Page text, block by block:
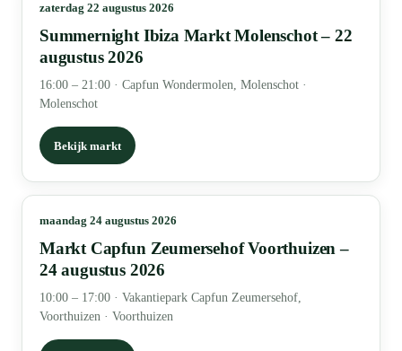
zaterdag 22 augustus 2026
Summernight Ibiza Markt Molenschot – 22
augustus 2026
16:00 – 21:00 · Capfun Wondermolen, Molenschot ·
Molenschot
Bekijk markt
maandag 24 augustus 2026
Markt Capfun Zeumersehof Voorthuizen –
24 augustus 2026
10:00 – 17:00 · Vakantiepark Capfun Zeumersehof,
Voorthuizen · Voorthuizen